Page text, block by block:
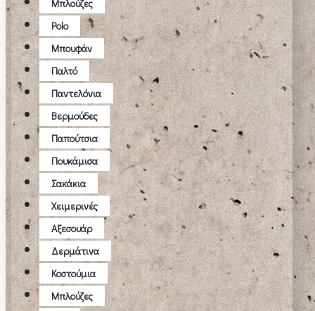
Μπλούζες
Polo
Μπουφάν
Παλτό
Παντελόνια
Βερμούδες
Παπούτσια
Πουκάμισα
Σακάκια
Χειμερινές
Αξεσουάρ
Δερμάτινα
Κοστούμια
Μπλούζες